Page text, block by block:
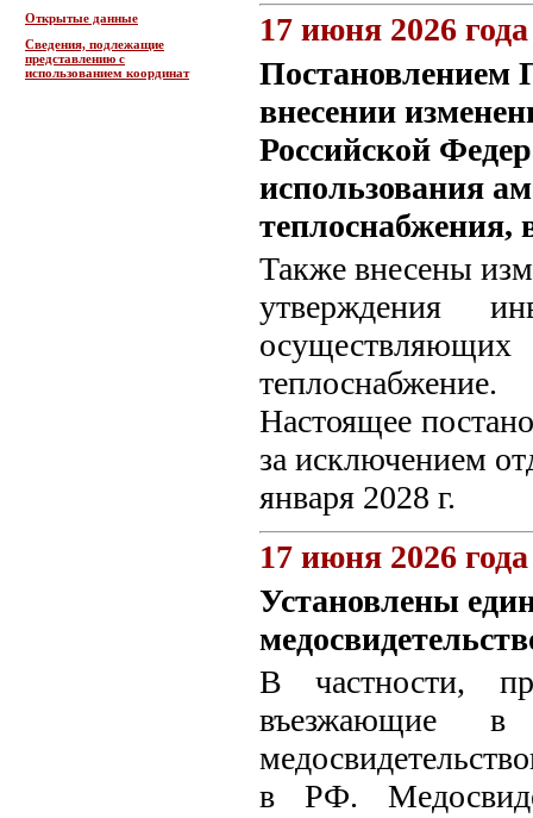
Открытые данные
Сведения, подлежащие
представлению с
использованием координат
17 июня 2026 года
Постановлением
внесении
Российской
использования
теплоснабжения,
Также внесены
утверждения
теплоснабжение.
Настоящее
за исключением
января 2028 г.
17 июня 2026 года
Установлены
В частности,
въезжающие
в РФ.